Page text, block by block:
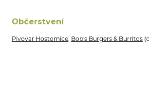
Občerstvení
Pivovar Hostomice, Bob's Burgers & Burritos